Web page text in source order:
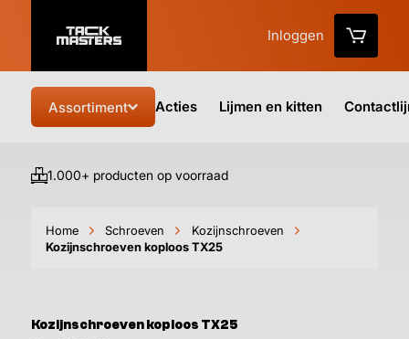
Inloggen
Assortiment Acties Lijmen en kitten
1.000+ producten op voorraad
Home Schroeven
Kozijnschroeven
Kozijnschroeven koploos TX25
Kozijnschroeven koploos TX25